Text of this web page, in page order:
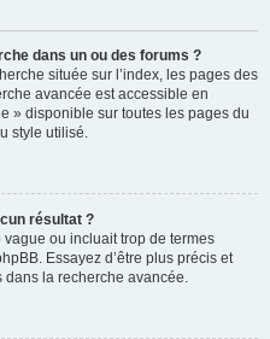
dans un ou des forums ?
située sur l’index, les pages des
avancée est accessible en
» disponible sur toutes les pages du
style utilisé.
résultat ?
ou incluait trop de termes
Essayez d’être plus précis et
dans la recherche avancée.